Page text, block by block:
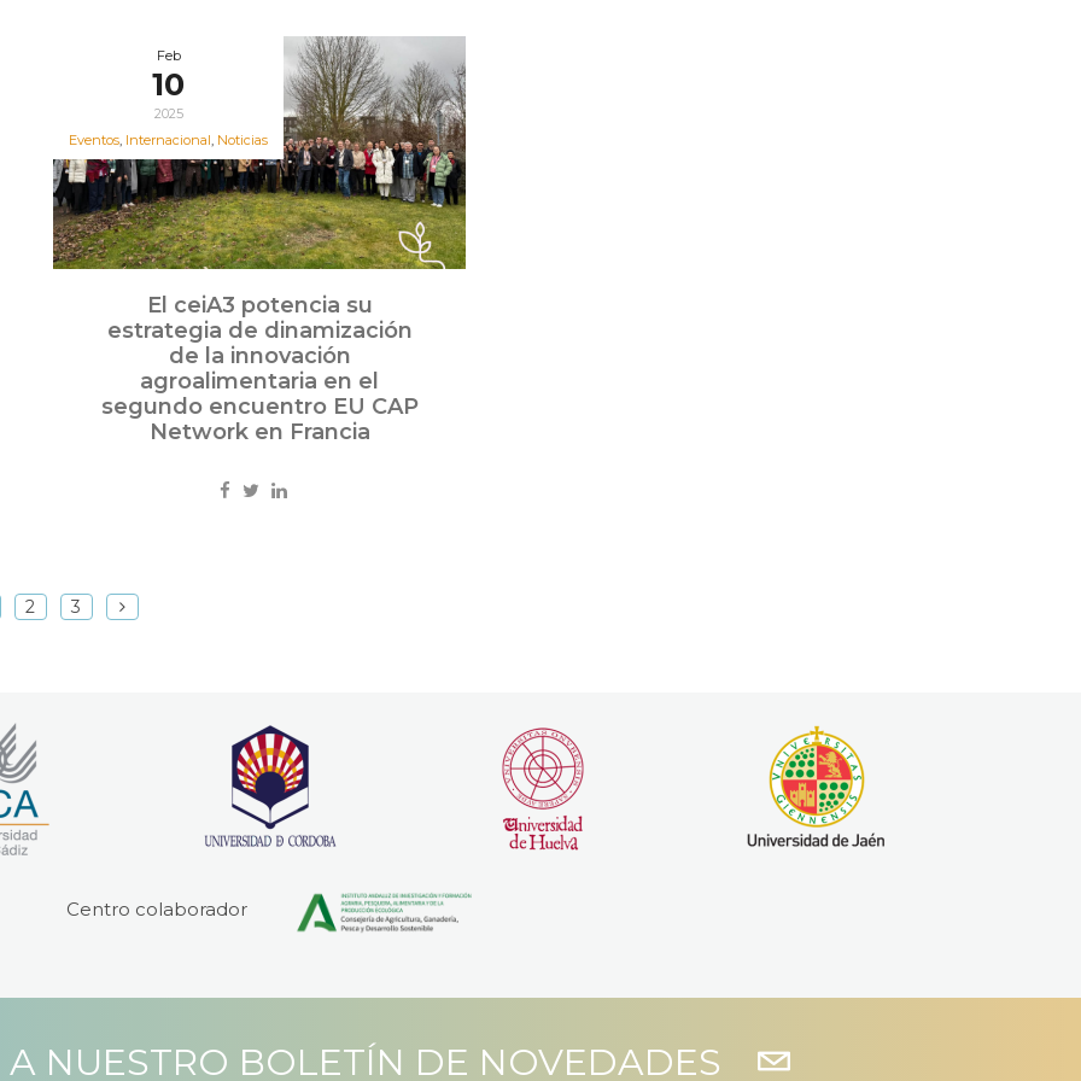
Feb
10
2025
Eventos, Internacional, Noticias
El ceiA3 potencia su
estrategia de dinamización
de la innovación
agroalimentaria en el
segundo encuentro EU CAP
Network en Francia
2 3
Centro colaborador
A NUESTRO BOLETÍN DE NOVEDADES